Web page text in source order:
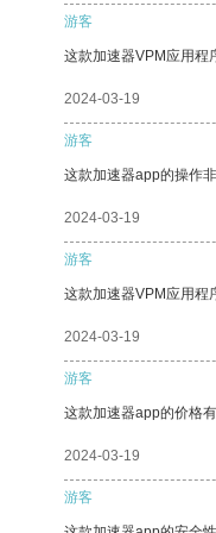
游客
这款加速器VPM应用程
2024-03-19
游客
这款加速器app的操作
2024-03-19
游客
这款加速器VPM应用程
2024-03-19
游客
这款加速器app的价格
2024-03-19
游客